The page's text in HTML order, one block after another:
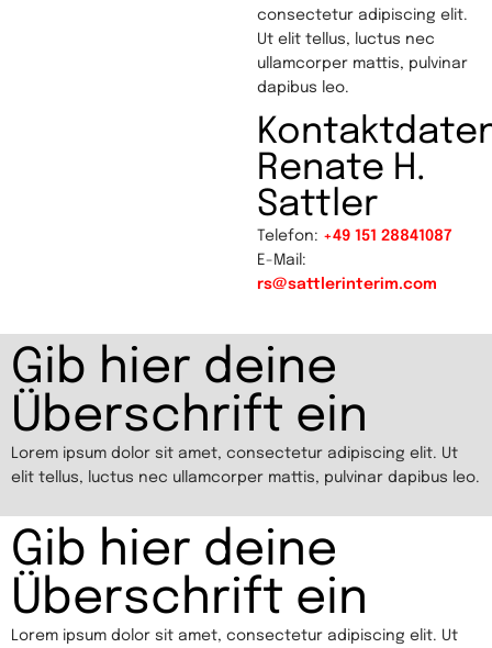
consectetur adipiscing elit.
Ut elit tellus, luctus nec
ullamcorper mattis, pulvinar
dapibus leo.
Renate H.
Sattler
Telefon: +49 151 28841087
E-Mail:
rs@sattlerinterim.com
Gib hier deine
Überschrift ein
Lorem ipsum dolor sit amet, consectetur adipiscing elit. Ut
elit tellus, luctus nec ullamcorper mattis, pulvinar dapibus leo.
Gib hier deine
Überschrift ein
Lorem ipsum dolor sit amet, consectetur adipiscing elit. Ut